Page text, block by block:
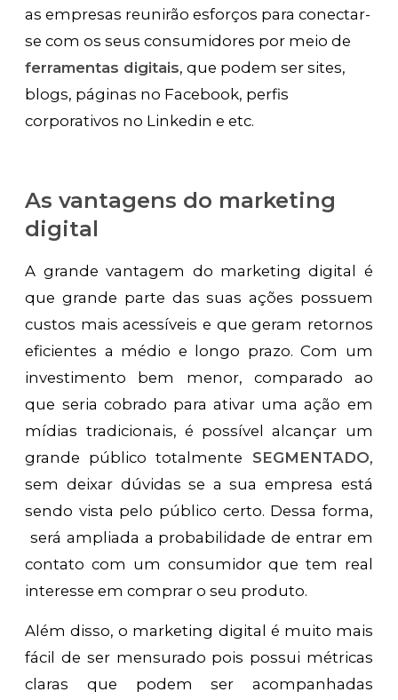
as empresas reunirão esforços para conectar-
se com os seus consumidores por meio de
ferramentas digitais, que podem ser sites,
blogs, páginas no Facebook, perfis
corporativos no Linkedin e etc.
As vantagens do marketing
digital
A grande vantagem do marketing digital é
que grande parte das suas ações possuem
custos mais acessíveis e que geram retornos
eficientes a médio e longo prazo. Com um
investimento bem menor, comparado ao
que seria cobrado para ativar uma ação em
mídias tradicionais, é possível alcançar um
grande público totalmente SEGMENTADO,
sem deixar dúvidas se a sua empresa está
sendo vista pelo público certo. Dessa forma,
será ampliada a probabilidade de entrar em
contato com um consumidor que tem real
interesse em comprar o seu produto.
Além disso, o marketing digital é muito mais
fácil de ser mensurado pois possui métricas
claras que podem ser acompanhadas